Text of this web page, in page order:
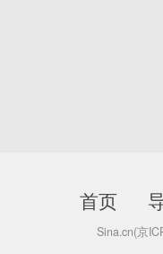
首页
Sina.cn(京